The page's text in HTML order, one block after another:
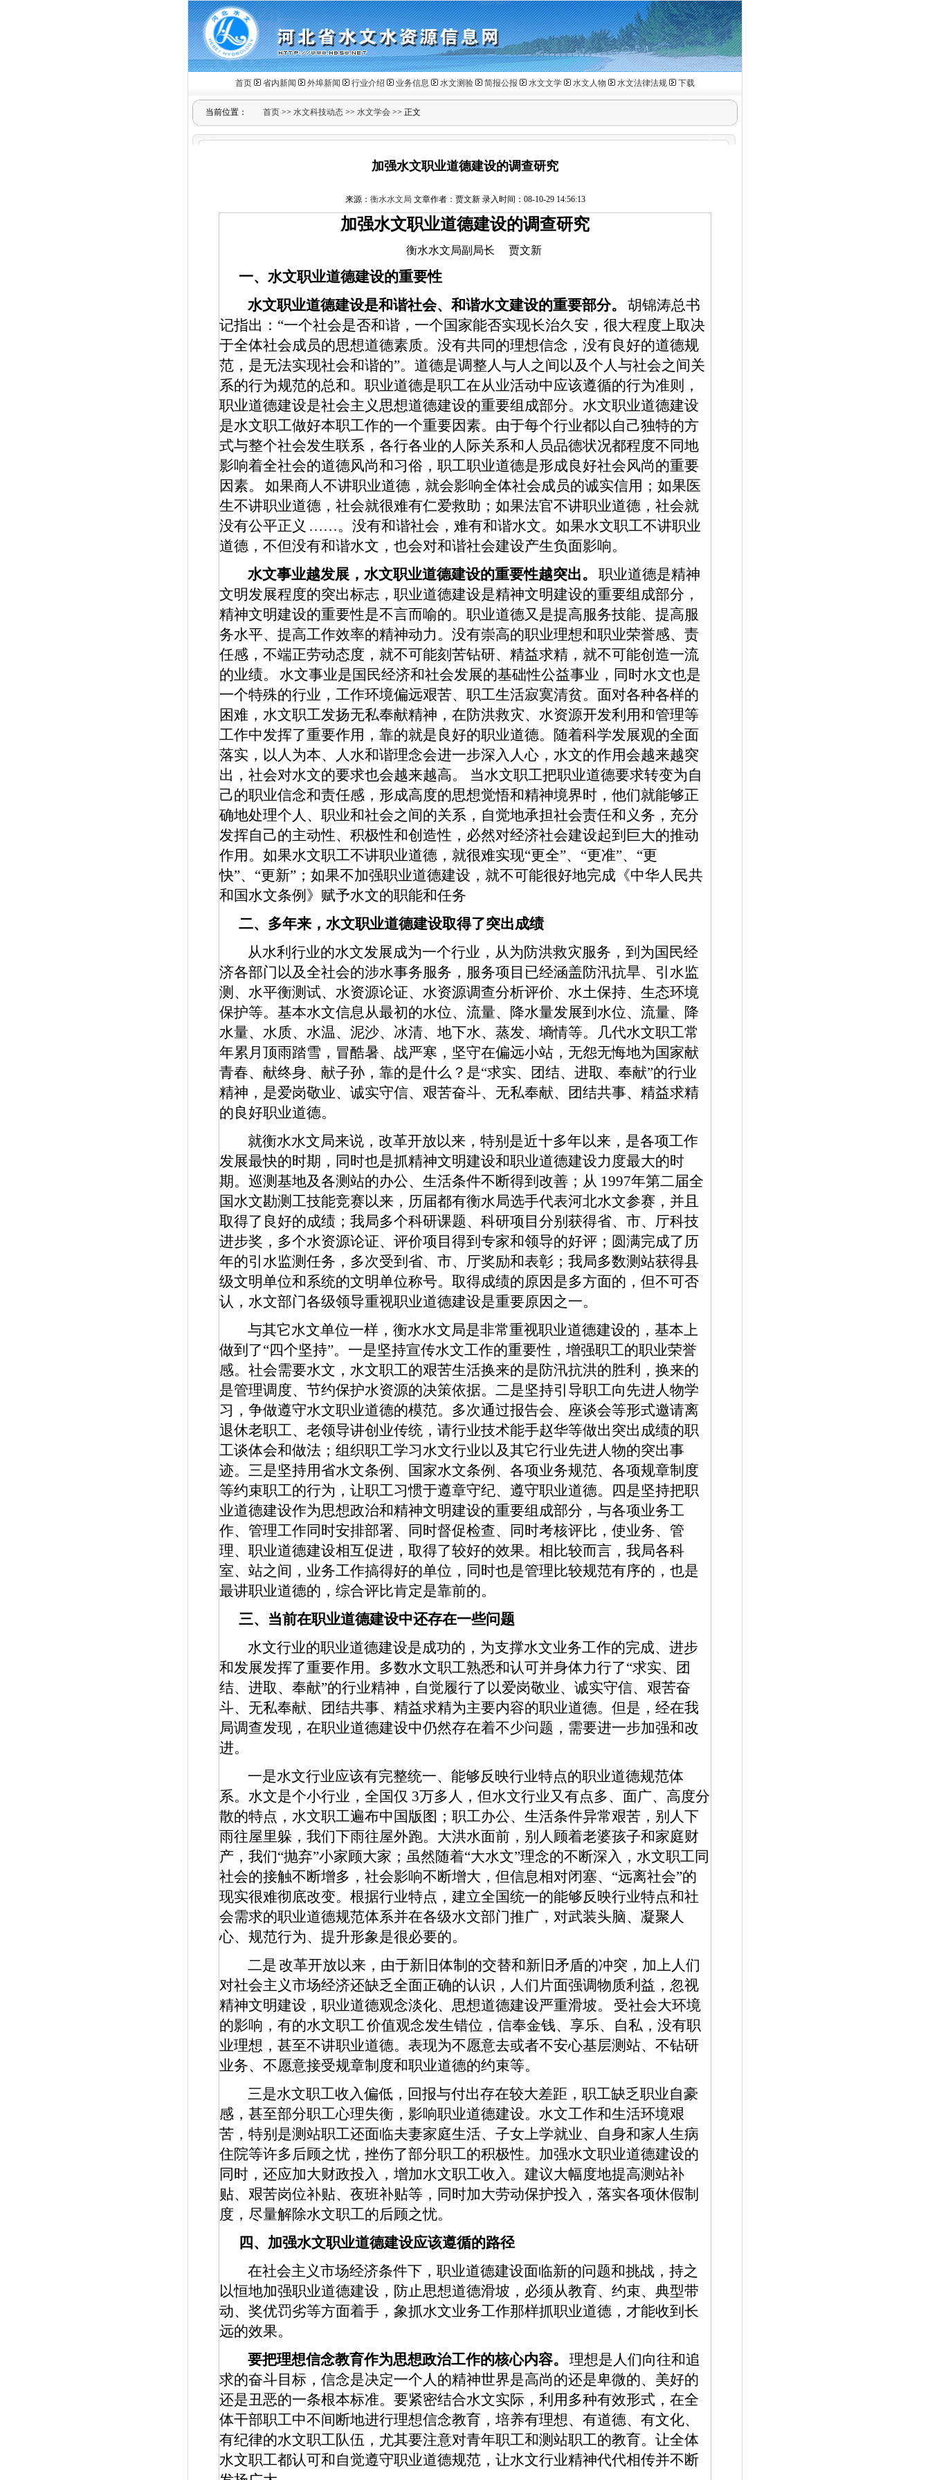
首页 省内新闻 外埠新闻 行业介绍 业务信息 水文测验 简报公报 水文文学 水文人物 水文法律法规 下载
当前位置： 首页 >> 水文科技动态 >> 水文学会 >> 正文
加强水文职业道德建设的调查研究
来源： 衡水水文局 文章作者：贾文新 录入时间：08-10-29 14:56:13
加强水文职业道德建设的调查研究
衡水水文局副局长 贾文新
一、水文职业道德建设的重要性
水文职业道德建设是和谐社会、和谐水文建设的重要部分。
胡锦涛总书
记指出：“一个社会是否和谐，一个国家能否实现长治久安，很大程度上取决
于全体社会成员的思想道德素质。没有共同的理想信念，没有良好的道德规
范，是无法实现社会和谐的”。道德是调整人与人之间以及个人与社会之间关
系的行为规范的总和。职业道德是职工在从业活动中应该遵循的行为准则，
职业道德建设是社会主义思想道德建设的重要组成部分。水文职业道德建设
是水文职工做好本职工作的一个重要因素。由于每个行业都以自己独特的方
式与整个社会发生联系，各行各业的人际关系和人员品德状况都程度不同地
影响着全社会的道德风尚和习俗，职工职业道德是形成良好社会风尚的重要
因素。
如果商人不讲职业道德，就会影响全体社会成员的诚实信用；如果医
生不讲职业道德，社会就很难有仁爱救助；如果法官不讲职业道德，社会就
没有公平正义 ……。没有和谐社会，难有和谐水文。如果水文职工不讲职业
道德，不但没有和谐水文，也会对和谐社会建设产生负面影响。
水文事业越发展，水文职业道德建设的重要性越突出。
职业道德是精神
文明发展程度的突出标志，职业道德建设是精神文明建设的重要组成部分，
精神文明建设的重要性是不言而喻的。职业道德又是提高服务技能、提高服
务水平、提高工作效率的精神动力。没有崇高的职业理想和职业荣誉感、责
任感，不端正劳动态度，就不可能刻苦钻研、精益求精，就不可能创造一流
的业绩。
水文事业是国民经济和社会发展的基础性公益事业，同时水文也是
一个特殊的行业，工作环境偏远艰苦、职工生活寂寞清贫。面对各种各样的
困难，水文职工发扬无私奉献精神，在防洪救灾、水资源开发利用和管理等
工作中发挥了重要作用，靠的就是良好的职业道德。随着科学发展观的全面
落实，以人为本、人水和谐理念会进一步深入人心，水文的作用会越来越突
出，社会对水文的要求也会越来越高。 当水文职工把职业道德要求转变为自
己的职业信念和责任感，形成高度的思想觉悟和精神境界时，他们就能够正
确地处理个人、职业和社会之间的关系，自觉地承担社会责任和义务，充分
发挥自己的主动性、积极性和创造性，必然对经济社会建设起到巨大的推动
作用。 如果水文职工不讲职业道德，就很难实现“更全”、“更准”、“更
快”、“更新”；如果不加强职业道德建设，就不可能很好地完成《中华人民共
和国水文条例》赋予水文的职能和任务
二、多年来，水文职业道德建设取得了突出成绩
从水利行业的水文发展成为一个行业，从为防洪救灾服务，到为国民经
济各部门以及全社会的涉水事务服务，服务项目已经涵盖防汛抗旱、引水监
测、水平衡测试、水资源论证、水资源调查分析评价、水土保持、生态环境
保护等。基本水文信息从最初的水位、流量、降水量发展到水位、流量、降
水量、水质、水温、泥沙、冰清、地下水、蒸发、墒情等。几代水文职工常
年累月顶雨踏雪，冒酷暑、战严寒，坚守在偏远小站，无怨无悔地为国家献
青春、献终身、献子孙，靠的是什么？是“求实、团结、进取、奉献”的行业
精神，是爱岗敬业、诚实守信、艰苦奋斗、无私奉献、团结共事、精益求精
的良好职业道德。
就衡水水文局来说，改革开放以来，特别是近十多年以来，是各项工作
发展最快的时期，同时也是抓精神文明建设和职业道德建设力度最大的时
期。巡测基地及各测站的办公、生活条件不断得到改善；从 1997年第二届全
国水文勘测工技能竞赛以来，历届都有衡水局选手代表河北水文参赛，并且
取得了良好的成绩；我局多个科研课题、科研项目分别获得省、市、厅科技
进步奖，多个水资源论证、评价项目得到专家和领导的好评；圆满完成了历
年的引水监测任务，多次受到省、市、厅奖励和表彰；我局多数测站获得县
级文明单位和系统的文明单位称号。取得成绩的原因是多方面的，但不可否
认，水文部门各级领导重视职业道德建设是重要原因之一。
与其它水文单位一样，衡水水文局是非常重视职业道德建设的，基本上
做到了“四个坚持”。一是坚持宣传水文工作的重要性，增强职工的职业荣誉
感。社会需要水文，水文职工的艰苦生活换来的是防汛抗洪的胜利，换来的
是管理调度、节约保护水资源的决策依据。二是坚持引导职工向先进人物学
习，争做遵守水文职业道德的模范。多次通过报告会、座谈会等形式邀请离
退休老职工、老领导讲创业传统，请行业技术能手赵华等做出突出成绩的职
工谈体会和做法；组织职工学习水文行业以及其它行业先进人物的突出事
迹。三是坚持用省水文条例、国家水文条例、各项业务规范、各项规章制度
等约束职工的行为，让职工习惯于遵章守纪、遵守职业道德。四是坚持把职
业道德建设作为思想政治和精神文明建设的重要组成部分，与各项业务工
作、管理工作同时安排部署、同时督促检查、同时考核评比，使业务、管
理、职业道德建设相互促进，取得了较好的效果。相比较而言，我局各科
室、站之间，业务工作搞得好的单位，同时也是管理比较规范有序的，也是
最讲职业道德的，综合评比肯定是靠前的。
三、当前在职业道德建设中还存在一些问题
水文行业的职业道德建设是成功的，为支撑水文业务工作的完成、进步
和发展发挥了重要作用。多数水文职工熟悉和认可并身体力行了“求实、团
结、进取、奉献”的行业精神，自觉履行了以爱岗敬业、诚实守信、艰苦奋
斗、无私奉献、团结共事、精益求精为主要内容的职业道德。但是，经在我
局调查发现，在职业道德建设中仍然存在着不少问题，需要进一步加强和改
进。
一是水文行业应该有完整统一、能够反映行业特点的职业道德规范体
系。水文是个小行业，全国仅 3万多人，但水文行业又有点多、面广、高度分
散的特点，水文职工遍布中国版图；职工办公、生活条件异常艰苦，别人下
雨往屋里躲，我们下雨往屋外跑。大洪水面前，别人顾着老婆孩子和家庭财
产，我们“抛弃”小家顾大家；虽然随着“大水文”理念的不断深入，水文职工同
社会的接触不断增多，社会影响不断增大，但信息相对闭塞、“远离社会”的
现实很难彻底改变。根据行业特点，建立全国统一的能够反映行业特点和社
会需求的职业道德规范体系并在各级水文部门推广，对武装头脑、凝聚人
心、规范行为、提升形象是很必要的。
二是 改革开放以来，由于新旧体制的交替和新旧矛盾的冲突，加上人们
对社会主义市场经济还缺乏全面正确的认识，人们片面强调物质利益，忽视
精神文明建设，职业道德观念淡化、思想道德建设严重滑坡。
受社会大环境
的影响，有的水文职工价值观念发生错位，信奉金钱、享乐、自私，没有职
业理想，甚至不讲职业道德。表现为不愿意去或者不安心基层测站、不钻研
业务、不愿意接受规章制度和职业道德的约束等。
三是水文职工收入偏低，回报与付出存在较大差距，职工缺乏职业自豪
感，甚至部分职工心理失衡，影响职业道德建设。水文工作和生活环境艰
苦，特别是测站职工还面临夫妻家庭生活、子女上学就业、自身和家人生病
住院等许多后顾之忧，挫伤了部分职工的积极性。加强水文职业道德建设的
同时，还应加大财政投入，增加水文职工收入。建议大幅度地提高测站补
贴、艰苦岗位补贴、夜班补贴等，同时加大劳动保护投入，落实各项休假制
度，尽量解除水文职工的后顾之忧。
四、加强水文职业道德建设应该遵循的路径
在社会主义市场经济条件下，职业道德建设面临新的问题和挑战，持之
以恒地加强职业道德建设，防止思想道德滑坡，必须从教育、约束、典型带
动、奖优罚劣等方面着手，象抓水文业务工作那样抓职业道德，才能收到长
远的效果。
要把理想信念教育作为思想政治工作的核心内容。
理想是人们向往和追
求的奋斗目标，信念是决定一个人的精神世界是高尚的还是卑微的、美好的
还是丑恶的一条根本标准。要紧密结合水文实际，利用多种有效形式，在全
体干部职工中不间断地进行理想信念教育，培养有理想、有道德、有文化、
有纪律的水文职工队伍，尤其要注意对青年职工和测站职工的教育。让全体
水文职工都认可和自觉遵守职业道德规范，让水文行业精神代代相传并不断